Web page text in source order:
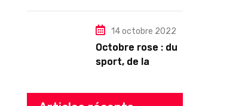
14 octobre 2022
Octobre rose : du
sport, de la
gourmandise ! Un